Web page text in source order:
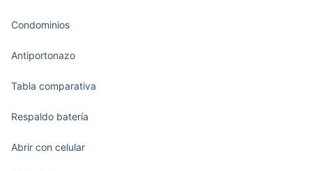
Condominios
Antiportonazo
Tabla comparativa
Respaldo batería
Abrir con celular